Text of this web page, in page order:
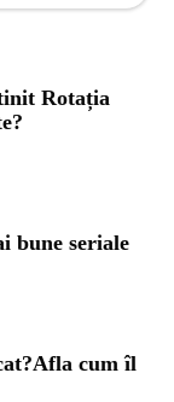
Rotația
bune seriale
cum îl